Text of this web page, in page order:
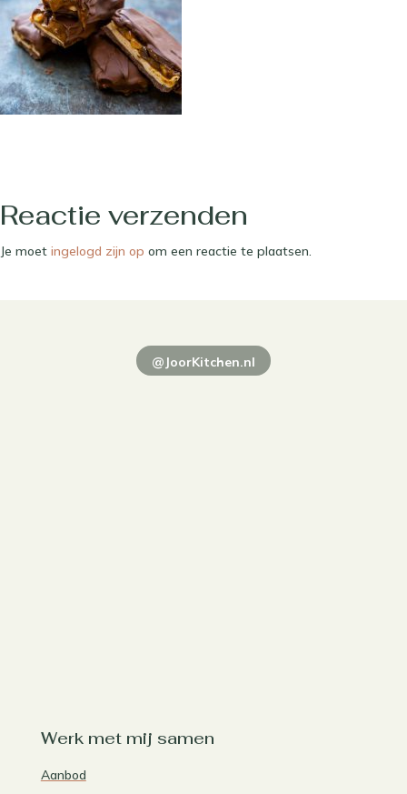
Reactie verzenden
Je moet ingelogd zijn op om een reactie te plaatsen.
@JoorKitchen.nl
Werk met mij samen
Aanbod